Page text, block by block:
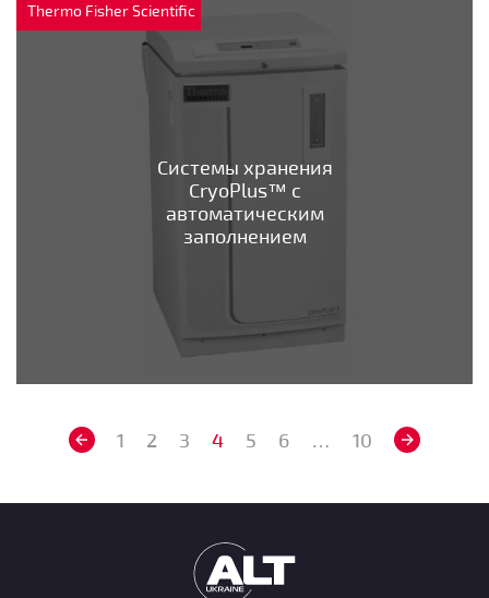
Thermo Fisher Scientific
Системы хранения
CryoPlus™ с
автоматическим
заполнением
1 2 3 4 5 6 … 10